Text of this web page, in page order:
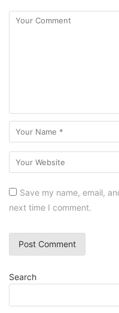
Save my name, email,
next time I comment.
Search